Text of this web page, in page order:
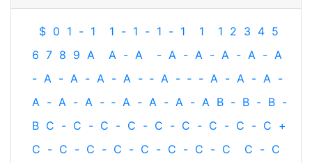
$ 0 1 - 1 1 - 1 - 1 - 1 1 1 2 3 4 5
6 7 8 9 A A - A - A - A - A - A - A
- A - A - A - A - ‐ A - ‐ - A - A - A -
A - A - A - ‐ A - A - A - A B - B - B -
B C - C - C - C - C - C - C - C - C +
C - C - C - C - C - C - C - C C - C